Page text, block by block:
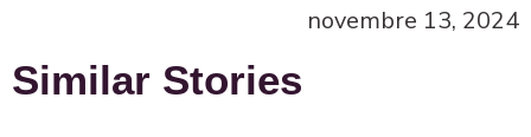
novembre 13, 2024
Similar Stories